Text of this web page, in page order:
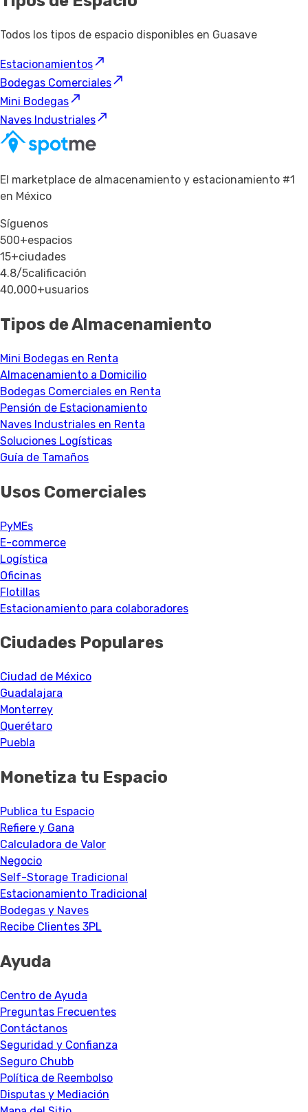
Todos los tipos de espacio disponibles en Guasave
Estacionamientos
Bodegas Comerciales
Mini Bodegas
Naves Industriales
El marketplace de almacenamiento y estacionamiento #1
en México
Síguenos
500+espacios
15+ciudades
4.8/5calificación
40,000+usuarios
Tipos de Almacenamiento
Mini Bodegas en Renta
Almacenamiento a Domicilio
Bodegas Comerciales en Renta
Pensión de Estacionamiento
Naves Industriales en Renta
Soluciones Logísticas
Guía de Tamaños
Usos Comerciales
PyMEs
E-commerce
Logística
Oficinas
Flotillas
Estacionamiento para colaboradores
Ciudades Populares
Ciudad de México
Guadalajara
Monterrey
Querétaro
Puebla
Monetiza tu Espacio
Publica tu Espacio
Refiere y Gana
Calculadora de Valor
Negocio
Self-Storage Tradicional
Estacionamiento Tradicional
Bodegas y Naves
Recibe Clientes 3PL
Ayuda
Centro de Ayuda
Preguntas Frecuentes
Contáctanos
Seguridad y Confianza
Seguro Chubb
Política de Reembolso
Disputas y Mediación